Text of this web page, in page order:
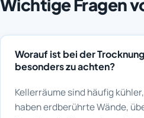
Wichtige Fragen
Worauf ist bei der
besonders zu achten?
Kellerräume sind häufig
haben erdberührte Wände,